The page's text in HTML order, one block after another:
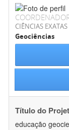
CIÊNCIAS
Geociências
Título do
educação